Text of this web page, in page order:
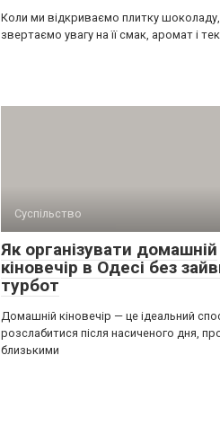
Коли ми відкриваємо плитку
звертаємо увагу на її смак, аромат і
Суспільство
Як організувати домашній
кіновечір в Одесі без
турбот
Домашній кіновечір — це ідеальний
розслабитися після насиченого дня,
близькими